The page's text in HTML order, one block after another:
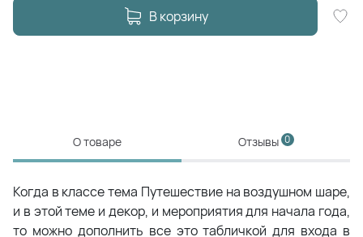
В корзину
О товаре Отзывы 0
Когда в классе тема Путешествие на воздушном шаре,
и в этой теме и декор, и мероприятия для начала года,
то можно дополнить все это табличкой для входа в